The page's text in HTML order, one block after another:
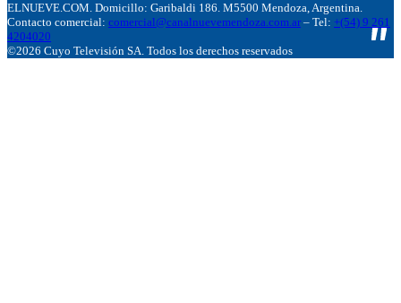
ELNUEVE.COM. Domicillo: Garibaldi 186. M5500 Mendoza, Argentina.
Contacto comercial: comercial@canalnuevemendoza.com.ar – Tel: +(54) 9 261
4204020
©2026 Cuyo Televisión SA. Todos los derechos reservados